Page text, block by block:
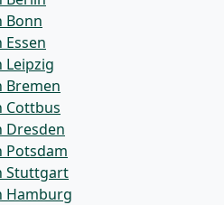
Bonn
Leipzig
Bremen
Cottbus
Dresden
Potsdam
Stuttgart
Hamburg